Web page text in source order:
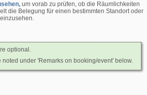
um vorab zu prüfen, ob die Räumlichkeiten
die Belegung für einen bestimmten Standort oder
optional.
under 'Remarks on booking/event' below.